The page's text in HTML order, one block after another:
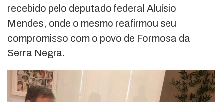
recebido pelo deputado federal Aluísio
Mendes, onde o mesmo reafirmou seu
compromisso com o povo de Formosa da
Serra Negra.